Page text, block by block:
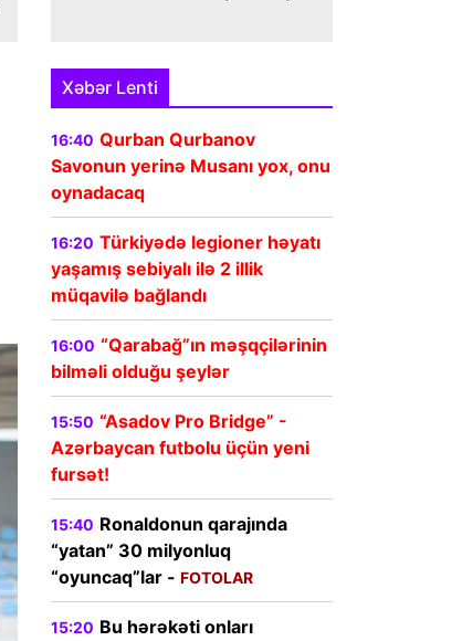
Xəbər Lenti
16:40 Qurban Qurbanov
Savonun yerinə Musanı yox, onu
oynadacaq
16:20 Türkiyədə legioner həyatı
yaşamış sebiyalı ilə 2 illik
müqavilə bağlandı
16:00 “Qarabağ”ın məşqçilərinin
bilməli olduğu şeylər
15:50 “Asadov Pro Bridge” -
Azərbaycan futbolu üçün yeni
fursət!
15:40 Ronaldonun qarajında
“yatan” 30 milyonluq
“oyuncaq”lar - FOTOLAR
15:20 Bu hərəkəti onları